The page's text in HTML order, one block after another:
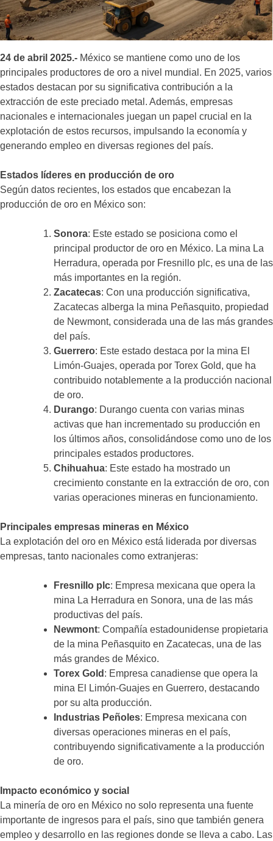
24 de abril 2025.- México se mantiene como uno de los
principales productores de oro a nivel mundial. En 2025, varios
estados destacan por su significativa contribución a la
extracción de este preciado metal. Además, empresas
nacionales e internacionales juegan un papel crucial en la
explotación de estos recursos, impulsando la economía y
generando empleo en diversas regiones del país.​
Estados líderes en producción de oro
Según datos recientes, los estados que encabezan la
producción de oro en México son:​
Sonora: Este estado se posiciona como el
principal productor de oro en México. La mina La
Herradura, operada por Fresnillo plc, es una de las
más importantes en la región.
Zacatecas: Con una producción significativa,
Zacatecas alberga la mina Peñasquito, propiedad
de Newmont, considerada una de las más grandes
del país. ​
Guerrero: Este estado destaca por la mina El
Limón-Guajes, operada por Torex Gold, que ha
contribuido notablemente a la producción nacional
de oro.
Durango: Durango cuenta con varias minas
activas que han incrementado su producción en
los últimos años, consolidándose como uno de los
principales estados productores.​
Chihuahua: Este estado ha mostrado un
crecimiento constante en la extracción de oro, con
varias operaciones mineras en funcionamiento.​
Principales empresas mineras en México
La explotación del oro en México está liderada por diversas
empresas, tanto nacionales como extranjeras:​
Fresnillo plc: Empresa mexicana que opera la
mina La Herradura en Sonora, una de las más
productivas del país.​
Newmont: Compañía estadounidense propietaria
de la mina Peñasquito en Zacatecas, una de las
más grandes de México.​
Torex Gold : Empresa canadiense que opera la
mina El Limón-Guajes en Guerrero, destacando
por su alta producción.
Industrias Peñoles: Empresa mexicana con
diversas operaciones mineras en el país,
contribuyendo significativamente a la producción
de oro.​
Impacto económico y social
La minería de oro en México no solo representa una fuente
importante de ingresos para el país, sino que también genera
empleo y desarrollo en las regiones donde se lleva a cabo. Las